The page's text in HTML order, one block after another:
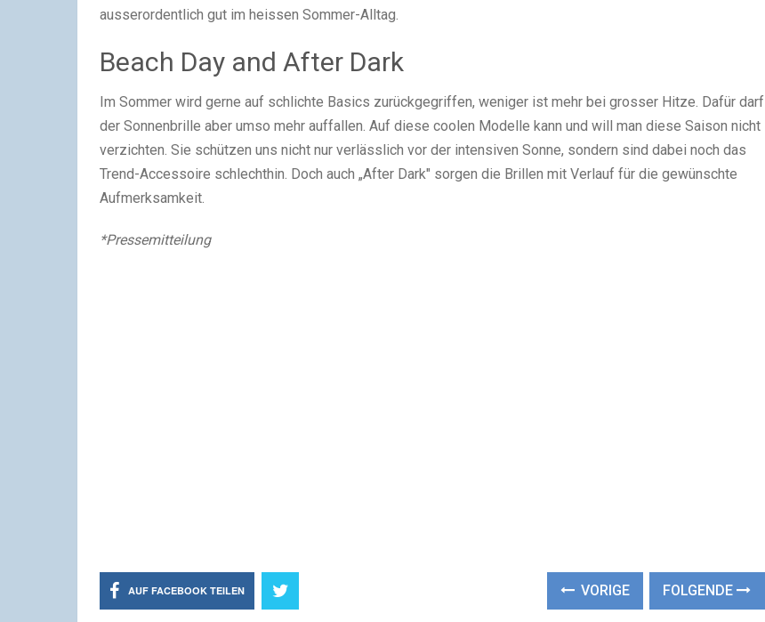
ausserordentlich gut im heissen Sommer-Alltag.
Beach Day and After Dark
Im Sommer wird gerne auf schlichte Basics zurückgegriffen, weniger ist mehr bei grosser Hitze. Dafür darf
der Sonnenbrille aber umso mehr auffallen. Auf diese coolen Modelle kann und will man diese Saison nicht
verzichten. Sie schützen uns nicht nur verlässlich vor der intensiven Sonne, sondern sind dabei noch das
Trend-Accessoire schlechthin. Doch auch „After Dark" sorgen die Brillen mit Verlauf für die gewünschte
Aufmerksamkeit.
*Pressemitteilung
AUF FACEBOOK TEILEN VORIGE FOLGENDE